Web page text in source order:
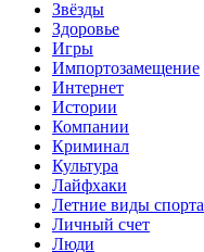
Звёзды
Здоровье
Игры
Импортозамещение
Интернет
Истории
Компании
Криминал
Культура
Лайфхаки
Летние виды спорта
Личный счет
Люди